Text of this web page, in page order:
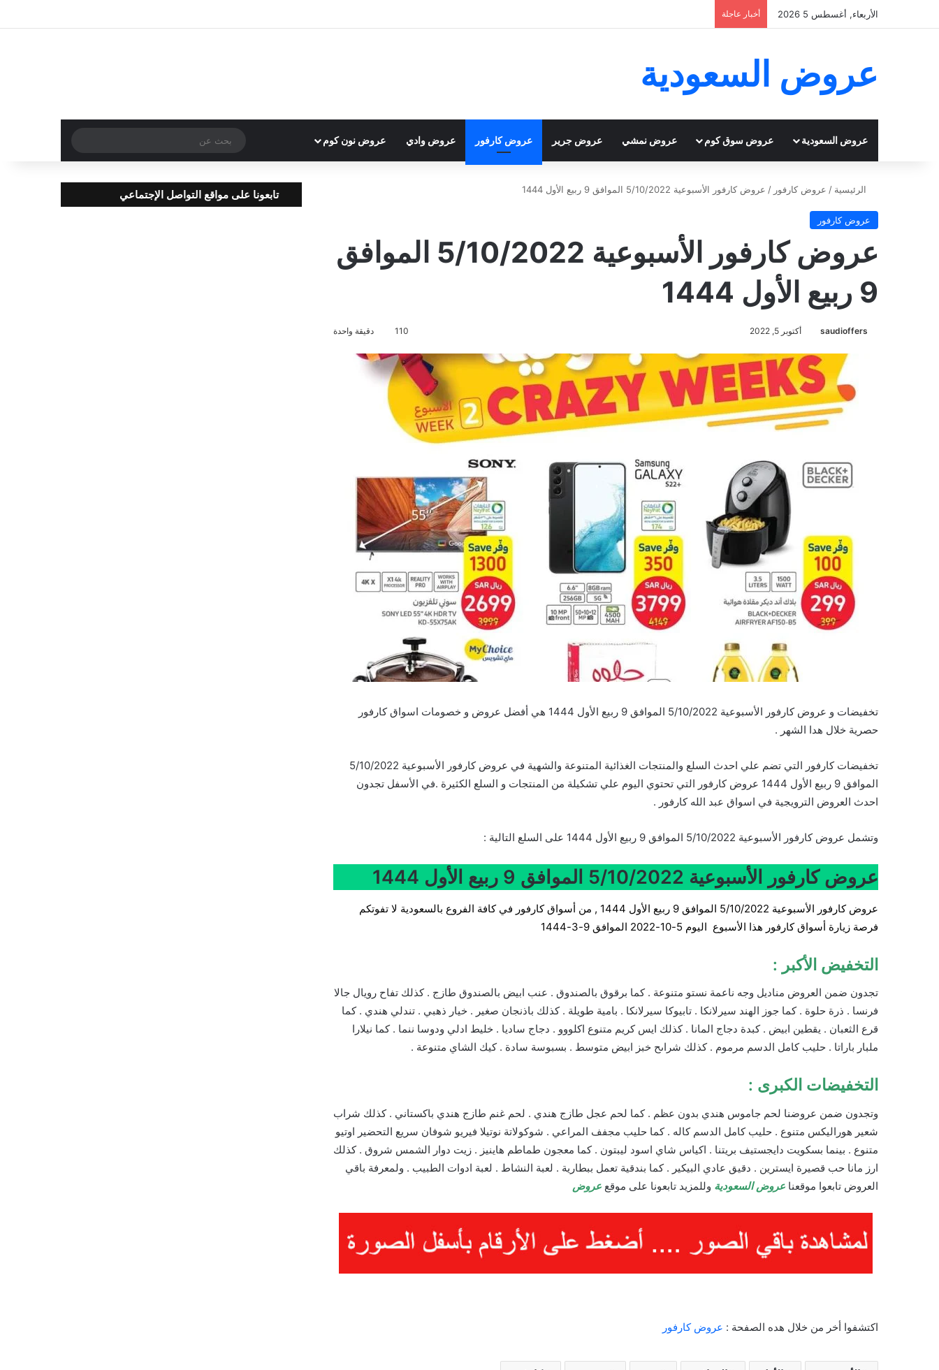
الأربعاء, أغسطس 5 2026 أخبار عاجلة
عروض السعودية
عروض السعودية عروض سوق كوم عروض نمشي عروض جرير عروض كارفور عروض وادي عروض نون كوم
عن
الرئيسية / عروض كارفور / عروض كارفور الأسبوعية 5/10/2022 الموافق 9 ربيع الأول 1444
عروض كارفور
عروض كارفور الأسبوعية 5/10/2022 الموافق
9 ربيع الأول 1444
saudioffers أكتوبر 5, 2022 110 دقيقة واحدة
تخفيضات و عروض كارفور الأسبوعية 5/10/2022 الموافق 9 ربيع الأول 1444 هي أفضل عروض و خصومات اسواق كارفور
حصرية خلال هدا الشهر .
تخفيضات كارفور التي تضم علي احدث السلع والمنتجات الغذائية المتنوعة والشهية في عروض كارفور الأسبوعية 5/10/2022
الموافق 9 ربيع الأول 1444 عروض كارفور التي تحتوي اليوم علي تشكيلة من المنتجات و السلع الكثيرة .في الأسفل تجدون
احدث العروض الترويجية في اسواق عبد الله كارفور .
وتشمل عروض كارفور الأسبوعية 5/10/2022 الموافق 9 ربيع الأول 1444 على السلع التالية :
عروض كارفور الأسبوعية 5/10/2022 الموافق 9 ربيع الأول 1444
عروض كارفور الأسبوعية 5/10/2022 الموافق 9 ربيع الأول 1444 , من أسواق كارفور في كافة الفروع بالسعودية لا تفوتكم
فرصة زيارة أسواق كارفور هذا الأسبوع اليوم 5-10-2022 الموافق 9-3-1444
التخفيض الأكبر :
تجدون ضمن العروض مناديل وجه ناعمة نستو متنوعة . كما برقوق بالصندوق . عنب ابيض بالصندوق طازج . كذلك تفاح رويال جالا
فرنسا . ذرة حلوة . كما جوز الهند سيرلانكا . تابيوكا سيرلانكا . بامية طويلة . كذلك باذنجان صغير . خيار ذهبي . تندلي هندي . كما
قرع الثعبان . يقطين ابيض . كبدة دجاج المانا . كذلك ايس كريم متنوع اكلووو . دجاج ساديا . خليط ادلي ودوسا ننما . كما نيلارا
ملبار باراتا . حليب كامل الدسم مرموم . كذلك شراىح خبز ابيض متوسط . بسبوسة سادة . كيك الشاي متنوعة .
التخفيضات الكبرى :
وتجدون ضمن عروضنا لحم جاموس هندي بدون عظم . كما لحم عجل طازج هندي . لحم غنم طازج هندي باكستاني . كذلك شراب
شعير هوراليكس متنوع . حليب كامل الدسم كاله . كما حليب مجفف المراعي . شوكولاتة نوتيلا فيريو شوفان سريع التحضير اوتيو
متنوع . بينما بسكويت دايجستيف بريتنا . اكياس شاي اسود ليبتون . كما معجون طماطم هاينيز . زيت دوار الشمس شروق . كذلك
ارز مانا حب قصيرة ايسترين . دقيق عادي البيكير . كما بندقية تعمل ببطارية . لعبة النشاط . لعبة ادوات الطبيب . ولمعرفة باقي
العروض تابعوا موقعنا عروض السعودية وللمزيد تابعونا على موقع عروض
اكتشفوا أخر من خلال هده الصفحة : عروض كارفور
تابعونا على مواقع التواصل الإجتماعي